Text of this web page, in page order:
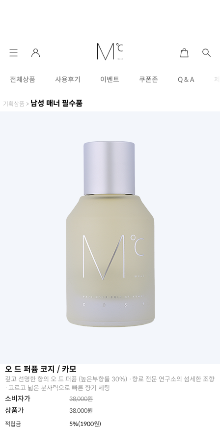
전체상품 사용후기 이벤트 쿠폰존 Q & A
기획상품 > 남성 매너 필수품
오 드 퍼퓸 코지 / 카모
깊고 선명한 향의 오 드 퍼퓸 (높은부향률 30%) ·향료 전문 연구소의 섬세한 조향
·고르고 넓은 분사력으로 빠른 향기 세팅
소비자가 38,000원
상품가
38,000원
적립금
5%(1900원)